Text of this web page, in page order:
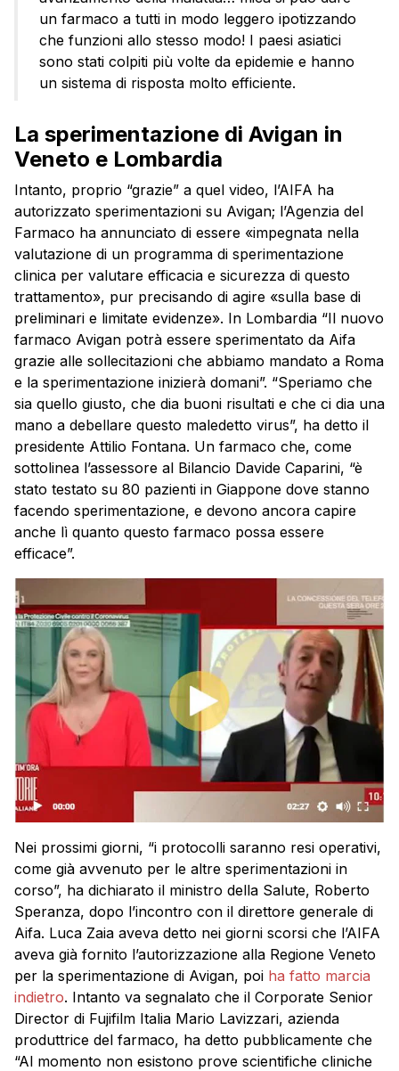
un farmaco a tutti in modo leggero ipotizzando
che funzioni allo stesso modo! I paesi asiatici
sono stati colpiti più volte da epidemie e hanno
un sistema di risposta molto efficiente.
La sperimentazione di Avigan in
Veneto e Lombardia
Intanto, proprio “grazie” a quel video, l’AIFA ha
autorizzato sperimentazioni su Avigan; l’Agenzia del
Farmaco ha annunciato di essere «impegnata nella
valutazione di un programma di sperimentazione
clinica per valutare efficacia e sicurezza di questo
trattamento», pur precisando di agire «sulla base di
preliminari e limitate evidenze». In Lombardia “Il nuovo
farmaco Avigan potrà essere sperimentato da Aifa
grazie alle sollecitazioni che abbiamo mandato a Roma
e la sperimentazione inizierà domani”. “Speriamo che
sia quello giusto, che dia buoni risultati e che ci dia una
mano a debellare questo maledetto virus”, ha detto il
presidente Attilio Fontana. Un farmaco che, come
sottolinea l’assessore al Bilancio Davide Caparini, “è
stato testato su 80 pazienti in Giappone dove stanno
facendo sperimentazione, e devono ancora capire
anche lì quanto questo farmaco possa essere
efficace”.
Nei prossimi giorni, “i protocolli saranno resi operativi,
come già avvenuto per le altre sperimentazioni in
corso”, ha dichiarato il ministro della Salute, Roberto
Speranza, dopo l’incontro con il direttore generale di
Aifa. Luca Zaia aveva detto nei giorni scorsi che l’AIFA
aveva già fornito l’autorizzazione alla Regione Veneto
per la sperimentazione di Avigan, poi ha fatto marcia
indietro. Intanto va segnalato che il Corporate Senior
Director di Fujifilm Italia Mario Lavizzari, azienda
produttrice del farmaco, ha detto pubblicamente che
“Al momento non esistono prove scientifiche cliniche